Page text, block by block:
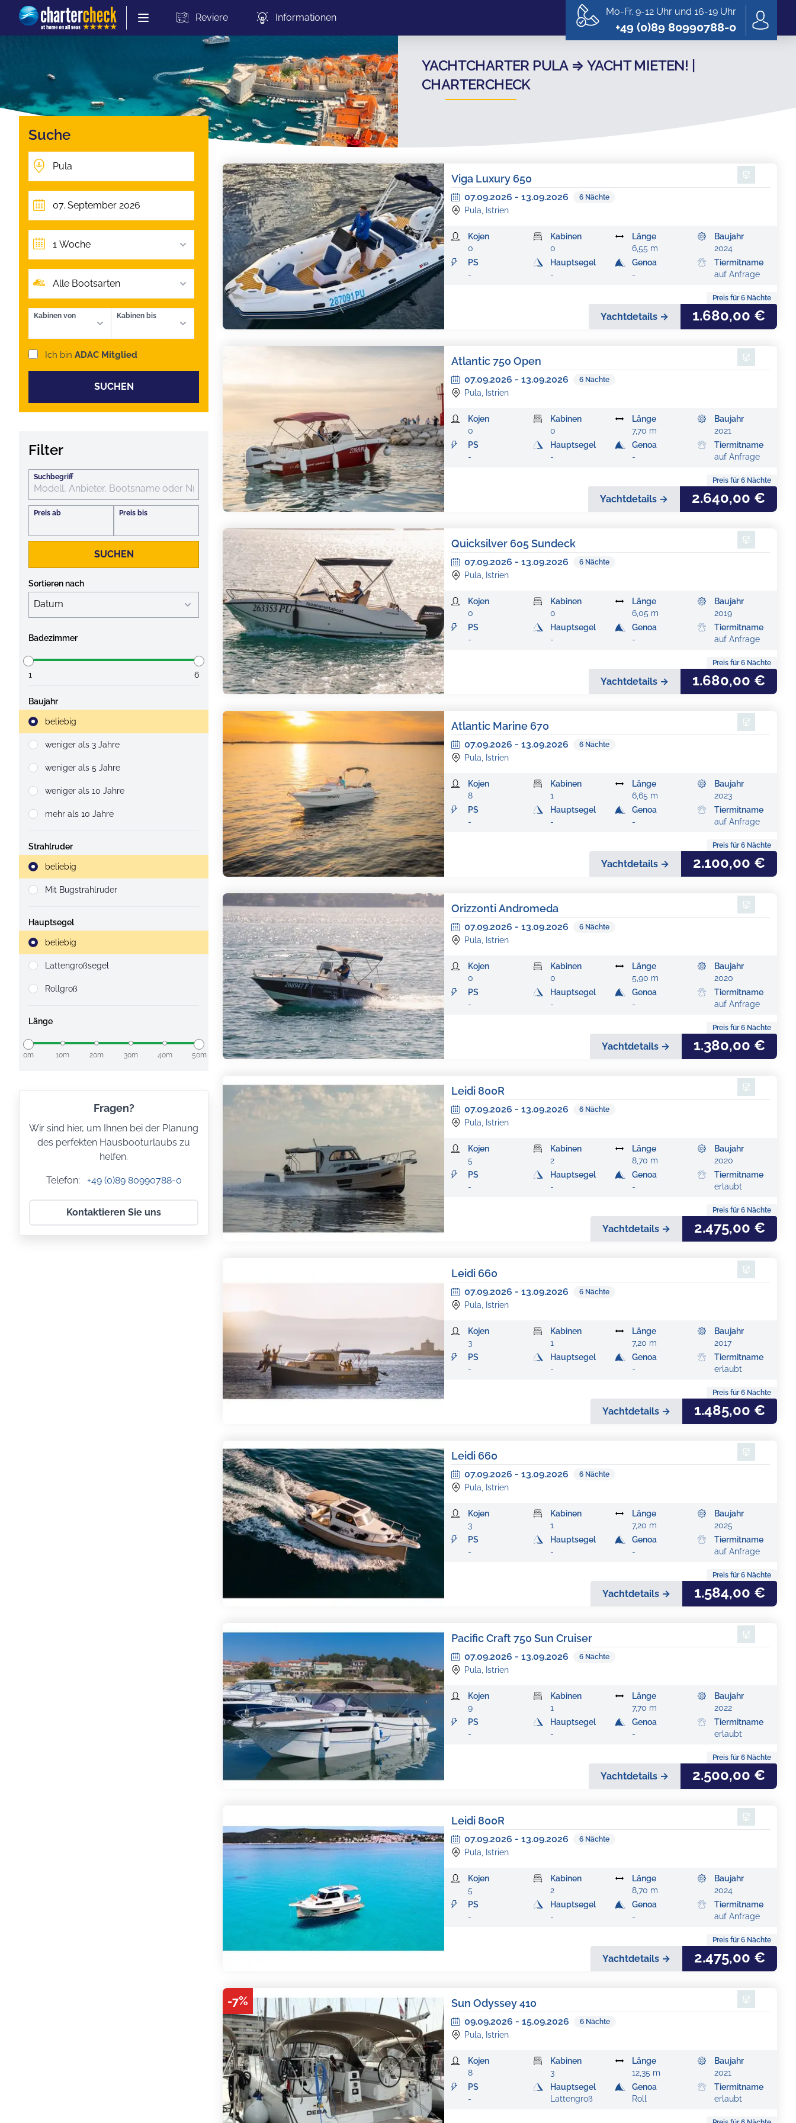
Chartercheck Reviere Informationen Mo-Fr. 9-12 Uhr und 16-19 Uhr
+49 (0)89 80990788-0
YACHTCHARTER PULA ⇒ YACHT MIETEN! |
CHARTERCHECK
Suche
1 Woche
Alle Bootsarten
Kabinen von Kabinen bis
Ich bin ADAC Mitglied
SUCHEN
Filter
Suchbegriff
Preis ab Preis bis
SUCHEN
Sortieren nach
Badezimmer
1 6
Baujahr
Strahlruder
beliebig
weniger als 3 Jahre
weniger als 5 Jahre
weniger als 10 Jahre
mehr als 10 Jahre
Strahlruder
Strahlruder
beliebig
Mit Bugstrahlruder
Hauptsegel
Strahlruder
beliebig
Lattengroßsegel
Rollgroß
Länge
0m 10m 20m 30m 40m 50m
Fragen?
Wir sind hier, um Ihnen bei der Planung
des perfekten Hausbooturlaubs zu
helfen.
Telefon: +49 (0)89 80990788-0
Kontaktieren Sie uns
Viga Luxury 650
07.09.2026 - 13.09.2026 6 Nächte
Pula, Istrien
Kojen
0
Kabinen
0
Länge
6,55 m
Baujahr
2024
PS
-
Hauptsegel
-
Genoa
-
Tiermitname
auf Anfrage
Preis für 6 Nächte
Yachtdetails → 1.680,00 €
Atlantic 750 Open
07.09.2026 - 13.09.2026 6 Nächte
Pula, Istrien
Kojen
0
Kabinen
0
Länge
7,70 m
Baujahr
2021
PS
-
Hauptsegel
-
Genoa
-
Tiermitname
auf Anfrage
Preis für 6 Nächte
Yachtdetails → 2.640,00 €
Quicksilver 605 Sundeck
07.09.2026 - 13.09.2026 6 Nächte
Pula, Istrien
Kojen
0
Kabinen
0
Länge
6,05 m
Baujahr
2019
PS
-
Hauptsegel
-
Genoa
-
Tiermitname
auf Anfrage
Preis für 6 Nächte
Yachtdetails → 1.680,00 €
Atlantic Marine 670
07.09.2026 - 13.09.2026 6 Nächte
Pula, Istrien
Kojen
8
Kabinen
1
Länge
6,65 m
Baujahr
2023
PS
-
Hauptsegel
-
Genoa
-
Tiermitname
auf Anfrage
Preis für 6 Nächte
Yachtdetails → 2.100,00 €
Orizzonti Andromeda
07.09.2026 - 13.09.2026 6 Nächte
Pula, Istrien
Kojen
0
Kabinen
0
Länge
5,90 m
Baujahr
2020
PS
-
Hauptsegel
-
Genoa
-
Tiermitname
auf Anfrage
Preis für 6 Nächte
Yachtdetails → 1.380,00 €
Leidi 800R
07.09.2026 - 13.09.2026 6 Nächte
Pula, Istrien
Kojen
5
Kabinen
2
Länge
8,70 m
Baujahr
2020
PS
-
Hauptsegel
-
Genoa
-
Tiermitname
erlaubt
Preis für 6 Nächte
Yachtdetails → 2.475,00 €
Leidi 660
07.09.2026 - 13.09.2026 6 Nächte
Pula, Istrien
Kojen
3
Kabinen
1
Länge
7,20 m
Baujahr
2017
PS
-
Hauptsegel
-
Genoa
-
Tiermitname
erlaubt
Preis für 6 Nächte
Yachtdetails → 1.485,00 €
Leidi 660
07.09.2026 - 13.09.2026 6 Nächte
Pula, Istrien
Kojen
3
Kabinen
1
Länge
7,20 m
Baujahr
2025
PS
-
Hauptsegel
-
Genoa
-
Tiermitname
auf Anfrage
Preis für 6 Nächte
Yachtdetails → 1.584,00 €
Pacific Craft 750 Sun Cruiser
07.09.2026 - 13.09.2026 6 Nächte
Pula, Istrien
Kojen
9
Kabinen
1
Länge
7,70 m
Baujahr
2022
PS
-
Hauptsegel
-
Genoa
-
Tiermitname
erlaubt
Preis für 6 Nächte
Yachtdetails → 2.500,00 €
Leidi 800R
07.09.2026 - 13.09.2026 6 Nächte
Pula, Istrien
Kojen
5
Kabinen
2
Länge
8,70 m
Baujahr
2024
PS
-
Hauptsegel
-
Genoa
-
Tiermitname
auf Anfrage
Preis für 6 Nächte
Yachtdetails → 2.475,00 €
-7% Sun Odyssey 410
09.09.2026 - 15.09.2026 6 Nächte
Pula, Istrien
Kojen
8
Kabinen
3
Länge
12,35 m
Baujahr
2021
PS
-
Hauptsegel
Lattengroß
Genoa
Roll
Tiermitname
erlaubt